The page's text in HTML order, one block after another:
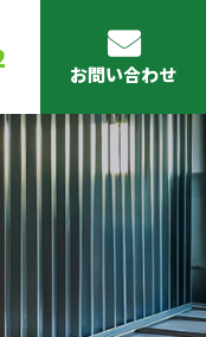
お問い合わせ